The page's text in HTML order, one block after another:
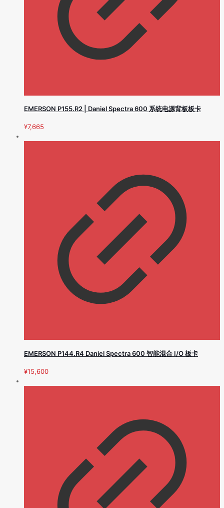
EMERSON P155.R2 | Daniel Spectra 600 系统电源背板板卡
¥7,665
EMERSON P144.R4 Daniel Spectra 600 智能混合 I/O 板卡
¥15,600